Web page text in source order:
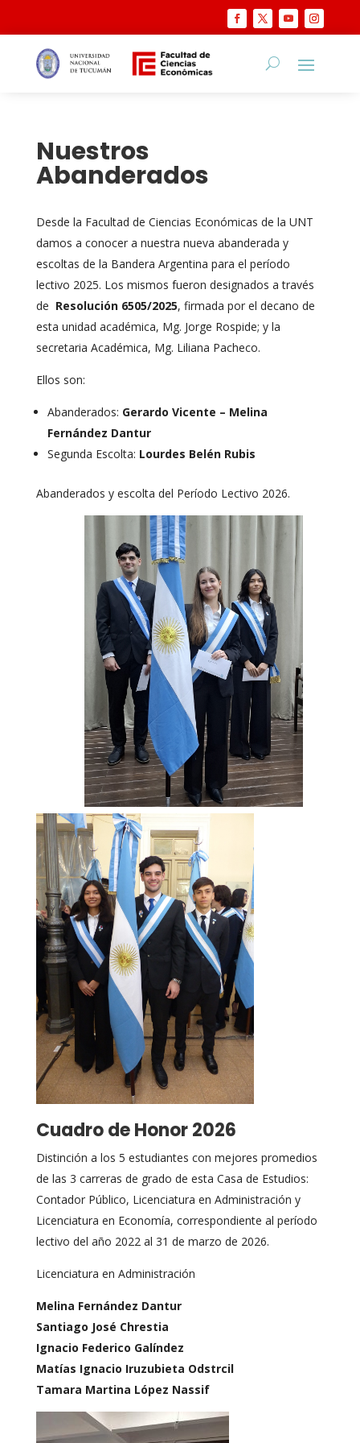
Nuestros
Abanderados
Desde la Facultad de Ciencias Económicas de la UNT
damos a conocer a nuestra nueva abanderada y
escoltas de la Bandera Argentina para el período
lectivo 2025. Los mismos fueron designados a través
de Resolución 6505/2025, firmada por el decano de
esta unidad académica, Mg. Jorge Rospide; y la
secretaria Académica, Mg. Liliana Pacheco.
Ellos son:
Abanderados: Gerardo Vicente – Melina
Fernández Dantur
Segunda Escolta: Lourdes Belén Rubis
Abanderados y escolta del Período Lectivo 2026.
Cuadro de Honor 2026
Distinción a los 5 estudiantes con mejores promedios
de las 3 carreras de grado de esta Casa de Estudios:
Contador Público, Licenciatura en Administración y
Licenciatura en Economía, correspondiente al período
lectivo del año 2022 al 31 de marzo de 2026.
Licenciatura en Administración
Melina Fernández Dantur
Santiago José Chrestia
Ignacio Federico Galíndez
Matías Ignacio Iruzubieta Odstrcil
Tamara Martina López Nassif